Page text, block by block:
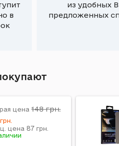
в
из удобных
предложенных
цена 148грн.
грн.
цена 87 грн.